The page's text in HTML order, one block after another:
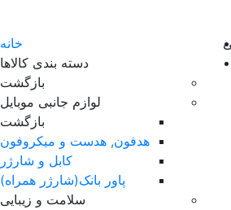
خانه
دسته بندی کالاها
بازگشت
لوازم جانبی موبایل
بازگشت
هدفون, هدست و میکروفون
کابل و شارژر
پاور بانک(شارژر همراه)
سلامت و زیبایی